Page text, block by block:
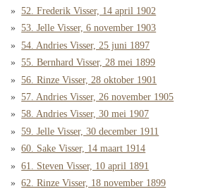
52. Frederik Visser, 14 april 1902
53. Jelle Visser, 6 november 1903
54. Andries Visser, 25 juni 1897
55. Bernhard Visser, 28 mei 1899
56. Rinze Visser, 28 oktober 1901
57. Andries Visser, 26 november 1905
58. Andries Visser, 30 mei 1907
59. Jelle Visser, 30 december 1911
60. Sake Visser, 14 maart 1914
61. Steven Visser, 10 april 1891
62. Rinze Visser, 18 november 1899